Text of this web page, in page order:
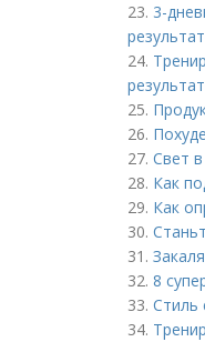
23. 3-
24.
25.
26.
27. Свет
28. Как
29. Как
30.
31.
32. 8
33. Стиль
34.